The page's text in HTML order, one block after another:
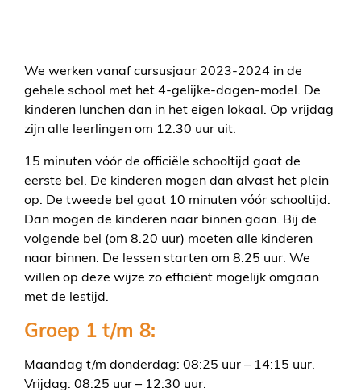
We werken vanaf cursusjaar 2023-2024 in de
gehele school met het 4-gelijke-dagen-model. De
kinderen lunchen dan in het eigen lokaal. Op vrijdag
zijn alle leerlingen om 12.30 uur uit.
15 minuten vóór de officiële schooltijd gaat de
eerste bel. De kinderen mogen dan alvast het plein
op. De tweede bel gaat 10 minuten vóór schooltijd.
Dan mogen de kinderen naar binnen gaan. Bij de
volgende bel (om 8.20 uur) moeten alle kinderen
naar binnen. De lessen starten om 8.25 uur. We
willen op deze wijze zo efficiënt mogelijk omgaan
met de lestijd.
Groep 1 t/m 8:
Maandag t/m donderdag: 08:25 uur – 14:15 uur.
Vrijdag: 08:25 uur – 12:30 uur.